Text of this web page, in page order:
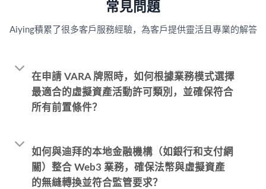
常見問題
Aiying積累了很多客戶服務經驗，為客戶提供靈活且專業的解答
在申請 VARA 牌照時，如何根據業務模式選擇
最適合的虛擬資產活動許可類別，並確保符合
所有前置條件？
如何與迪拜的本地金融機構（如銀行和支付網
關）整合 Web3 業務，確保法幣與虛擬資產
的無縫轉換並符合監管要求？